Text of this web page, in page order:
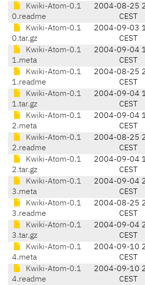
Kwiki-Atom-0.1
0.readme
2004-08-25
CEST
Kwiki-Atom-0.1
0.tar.gz
2004-09-03
CEST
Kwiki-Atom-0.1
1.meta
2004-09-04
CEST
Kwiki-Atom-0.1
1.readme
2004-08-25
CEST
Kwiki-Atom-0.1
1.tar.gz
2004-09-04
CEST
Kwiki-Atom-0.1
2.meta
2004-09-04
CEST
Kwiki-Atom-0.1
2.readme
2004-08-25
CEST
Kwiki-Atom-0.1
2.tar.gz
2004-09-04
CEST
Kwiki-Atom-0.1
3.meta
2004-09-04
CEST
Kwiki-Atom-0.1
3.readme
2004-08-25
CEST
Kwiki-Atom-0.1
3.tar.gz
2004-09-04
CEST
Kwiki-Atom-0.1
4.meta
2004-09-10
CEST
Kwiki-Atom-0.1
4.readme
2004-09-10
CEST